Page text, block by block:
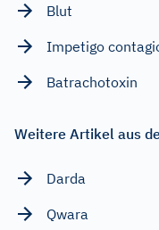
Blut
Impetigo
Batrachotoxin
Weitere Artikel aus
Darda
Qwara